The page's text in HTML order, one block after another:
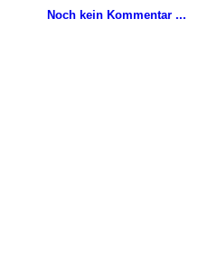
Noch kein Kommentar ...